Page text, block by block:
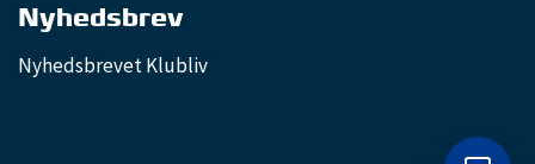
Nyhedsbrev
Nyhedsbrevet Klubliv